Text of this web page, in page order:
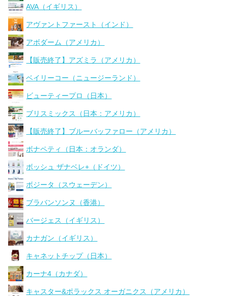
AVA（イギリス）
アヴァントファースト（インド）
アボダーム（アメリカ）
【販売終了】アズミラ（アメリカ）
ベイリーコー（ニュージーランド）
ビューティープロ（日本）
ブリスミックス（日本：アメリカ）
【販売終了】ブルーバッファロー（アメリカ）
ボナペティ（日本：オランダ）
ボッシュ ザナベレ+（ドイツ）
ボジータ（スウェーデン）
ブラバンソンヌ（香港）
バージェス（イギリス）
カナガン（イギリス）
キャネットチップ（日本）
カーナ4（カナダ）
キャスター&ポラックス オーガニクス（アメリカ）